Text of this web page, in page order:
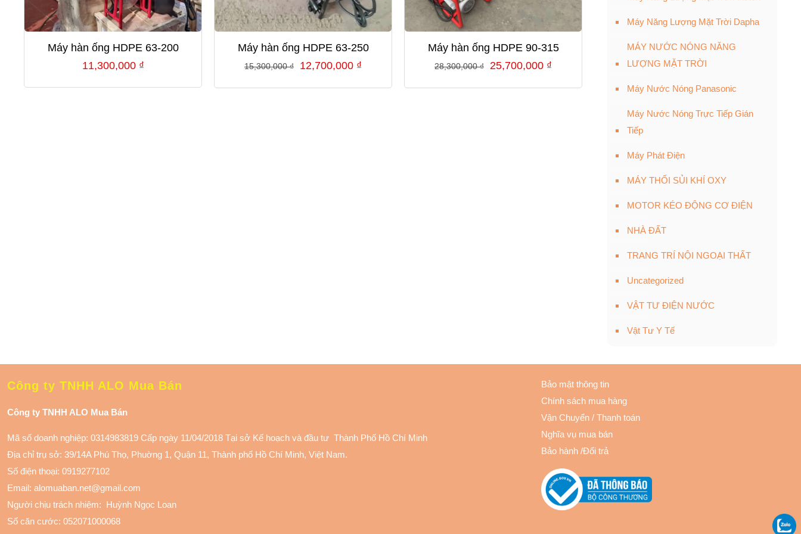
Máy hàn ống HDPE 63-200
11,300,000 ₫
Máy hàn ống HDPE 63-250
15,300,000₫
Giá
12,700,000 ₫
Máy hàn ống HDPE 90-315
28,300,000₫
Giá
25,700,000 ₫
25,700,000 ₫.
Máy Năng Lượng Mặt Trời Dapha
MÁY NƯỚC NÓNG NĂNG
LƯỢNG MẶT TRỜI
Máy Nước Nóng Panasonic
Máy Nước Nóng Trực Tiếp Gián
Tiếp
Máy Phát Điện
MÁY THỔI SỦI KHÍ OXY
MOTOR KÉO ĐỘNG CƠ ĐIỆN
NHÀ ĐẤT
TRANG TRÍ NỘI NGOẠI THẤT
Uncategorized
VẬT TƯ ĐIỆN NƯỚC
Vật Tư Y Tế
Công ty TNHH ALO Mua Bán
Công ty TNHH ALO Mua Bán
Mã số doanh nghiệp: 0314983819 Cấp ngày 11/04/2018 Tại sở Kế hoạch và đầu tư Thành Phố Hồ Chí Minh
Địa chỉ trụ sở: 39/14A Phú Thọ, Phuờng 1, Quận 11, Thành phố Hồ Chí Minh, Việt Nam.
Số điện thoại: 0919277102
Email: alomuaban.net@gmail.com
Người chịu trách nhiệm: Huỳnh Ngọc Loan
Số căn cước: 052071000068
Bảo mật thông tin
Chính sách mua hàng
Vận Chuyển /Thanh toán
Nghĩa vụ mua bán
Bảo hành/Đổi trả